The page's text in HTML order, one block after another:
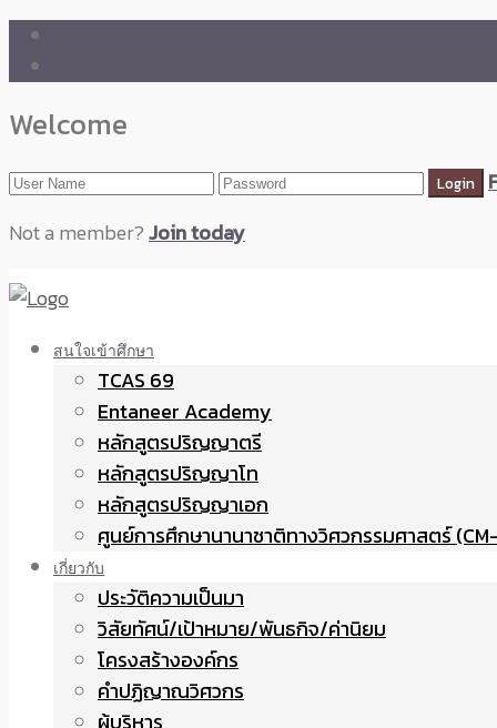
Welcome
Not a member?Join today
สนใจเข้าศึกษา
TCAS 69
Entaneer Academy
หลักสูตรปริญญาตรี
หลักสูตรปริญญาโท
หลักสูตรปริญญาเอก
ศูนย์การศึกษานานาชาติทางวิศวกรรมศาสตร์
เกี่ยวกับ
ประวัติความเป็นมา
วิสัยทัศน์/เป้าหมาย/พันธกิจ/ค่านิยม
โครงสร้างองค์กร
คำปฏิญาณวิศวกร
ผู้บริหาร